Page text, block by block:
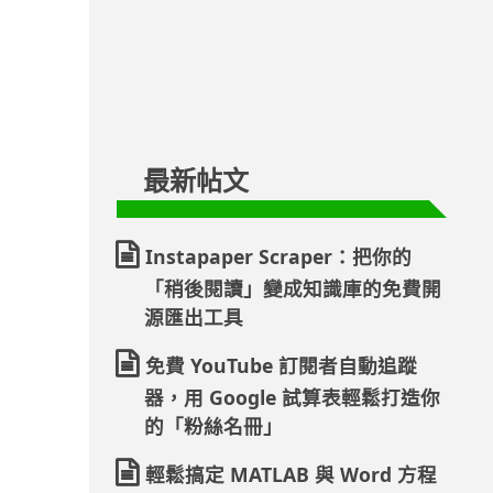
最新帖文
Instapaper Scraper：把你的
「稍後閱讀」變成知識庫的免費開
源匯出工具
免費 YouTube 訂閱者自動追蹤
器，用 Google 試算表輕鬆打造你
的「粉絲名冊」
輕鬆搞定 MATLAB 與 Word 方程